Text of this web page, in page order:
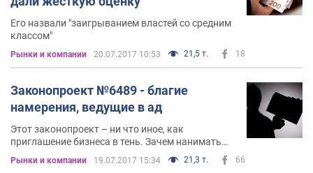
Его назвали "заигрыванием властей со средним
классом"
Рынки и компании 20.07.2017 10:53 21,5 т. 18
Законопроект №6489 - благие
намерения, ведущие в ад
Этот законопроект – ни что иное, как
приглашение бизнеса в тень. Зачем нанимать
людей официально, если можно, не боясь
огромных штрафов, платить "в конверте"
Рынки и компании 19.07.2017 15:34 21,3 т. 66